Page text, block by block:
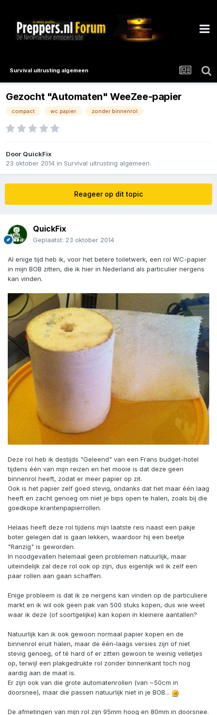
Survival uitrusting algemeen
Gezocht "Automaten" WeeZee-papier
compact wc papier zonder binnenrol
Door QuickFix
23 oktober 2014 in Survival uitrusting algemeen
Reageer op dit topic
QuickFix
Geplaatst: 23 oktober 2014
Al enige tijd heb ik, voor het betere toiletwerk, een rol WC-papier
in mijn BOB zitten, die ik hier in Nederland als particulier nergens
kan vinden.
Deze rol heb ik destijds "Geleend" van een Frans budget-hotel
tijdens één van mijn reizen en het mooie is dat deze geen
binnenrol heeft, zodat er meer papier op zit.
Ook is het papier zelf goed stevig, ondanks dat het maar één laag
heeft en zacht genoeg om niet je bips open te halen, zoals bij die
goedkope krantenpapierrollen.
Helaas heeft deze rol tijdens mijn laatste reis naast een pakje
boter gelegen dat is gaan lekken, waardoor hij een beetje
"Ranzig" is geworden.
In noodgevallen helemaal geen problemen natuurlijk, maar
uiteindelijk zal deze rol ook op zijn, dus eigenlijk wil ik zelf een
paar rollen aan gaan schaffen.
Enige probleem is dat ik ze nergens kan vinden op de particuliere
markt en ik wil ook geen pak van 500 stuks kopen, dus wie weet
waar ik deze (of soortgelijke) kan kopen in kleinere aantallen?
Natuurlijk kan ik ook gewoon normaal papier kopen en de
binnenrol eruit halen, maar de één-laags versies zijn of niet
stevig genoeg, of té hard of er zitten gewoon te weinig velletjes
op, terwijl een plakgedrukte rol zonder binnenkant toch nog
aardig aan de maat is.
Er zijn ook van die grote automatenrollen (van ~50cm in
doorsnee), maar die passen natuurlijk niet in je BOB...
De afmetingen van mijn rol zijn 95mm hoog en 80mm in doorsnee.